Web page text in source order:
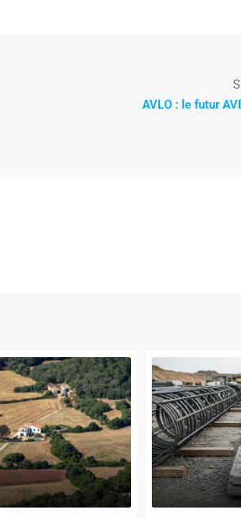
AVLO : le futur